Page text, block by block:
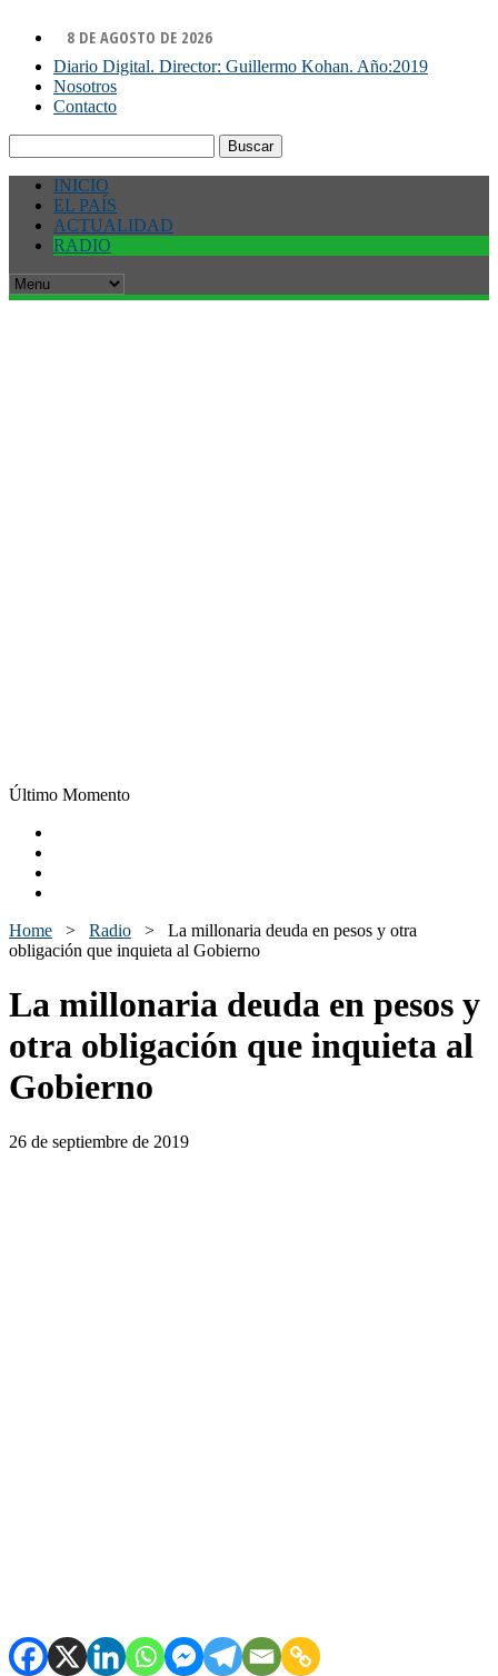
8 DE AGOSTO DE 2026
Diario Digital. Director: Guillermo Kohan. Año:2019
Nosotros
Contacto
INICIO
EL PAÍS
ACTUALIDAD
RADIO
Último Momento
Home > Radio > La millonaria deuda en pesos y otra
obligación que inquieta al Gobierno
La millonaria deuda en pesos y
otra obligación que inquieta al
Gobierno
26 de septiembre de 2019